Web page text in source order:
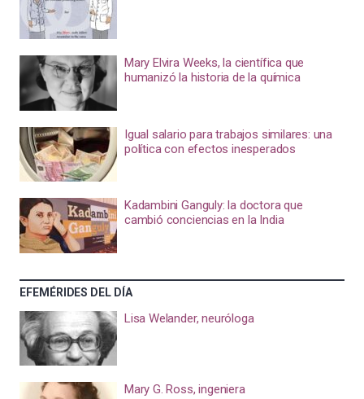
Mary Elvira Weeks, la científica que
humanizó la historia de la química
Igual salario para trabajos similares: una
política con efectos inesperados
Kadambini Ganguly: la doctora que
cambió conciencias en la India
EFEMÉRIDES DEL DÍA
Lisa Welander, neuróloga
Mary G. Ross, ingeniera